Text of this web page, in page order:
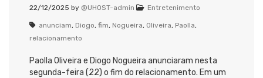
22/12/2025 by @UHOST-admin Entretenimento
anunciam, Diogo, fim, Nogueira, Oliveira, Paolla,
relacionamento
Paolla Oliveira e Diogo Nogueira anunciaram nesta
segunda-feira (22) o fim do relacionamento. Em um